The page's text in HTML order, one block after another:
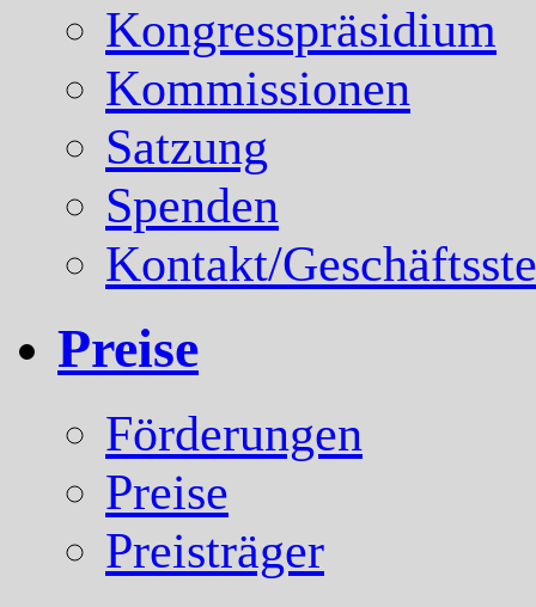
Kongresspräsidium
Kommissionen
Satzung
Spenden
Kontakt/
Preise
Förderungen
Preise
Preisträger